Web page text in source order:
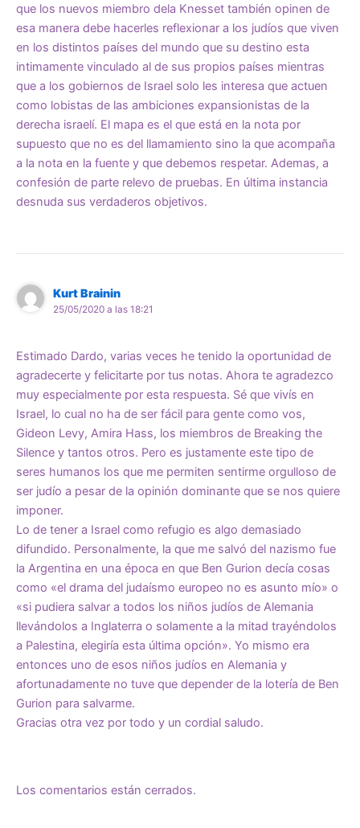
que los nuevos miembro dela Knesset también opinen de
esa manera debe hacerles reflexionar a los judíos que viven
en los distintos países del mundo que su destino esta
intimamente vinculado al de sus propios países mientras
que a los gobiernos de Israel solo les interesa que actuen
como lobistas de las ambiciones expansionistas de la
derecha israelí. El mapa es el que está en la nota por
supuesto que no es del llamamiento sino la que acompaña
a la nota en la fuente y que debemos respetar. Ademas, a
confesión de parte relevo de pruebas. En última instancia
desnuda sus verdaderos objetivos.
Kurt Brainin
25/05/2020 a las 18:21
Estimado Dardo, varias veces he tenido la oportunidad de
agradecerte y felicitarte por tus notas. Ahora te agradezco
muy especialmente por esta respuesta. Sé que vivís en
Israel, lo cual no ha de ser fácil para gente como vos,
Gideon Levy, Amira Hass, los miembros de Breaking the
Silence y tantos otros. Pero es justamente este tipo de
seres humanos los que me permiten sentirme orgulloso de
ser judío a pesar de la opinión dominante que se nos quiere
imponer.
Lo de tener a Israel como refugio es algo demasiado
difundido. Personalmente, la que me salvó del nazismo fue
la Argentina en una época en que Ben Gurion decía cosas
como «el drama del judaísmo europeo no es asunto mío» o
«si pudiera salvar a todos los niños judíos de Alemania
llevándolos a Inglaterra o solamente a la mitad trayéndolos
a Palestina, elegiría esta última opción». Yo mismo era
entonces uno de esos niños judíos en Alemania y
afortunadamente no tuve que depender de la lotería de Ben
Gurion para salvarme.
Gracias otra vez por todo y un cordial saludo.
Los comentarios están cerrados.